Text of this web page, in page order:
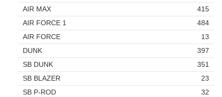
AIR MAX
415
AIR FORCE 1
484
AIR FORCE
13
DUNK
397
SB DUNK
351
SB BLAZER
23
SB P-ROD
32